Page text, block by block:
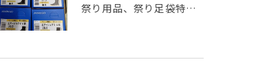
祭り用品、祭り足袋特価販売中